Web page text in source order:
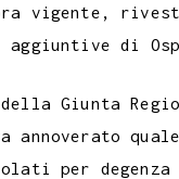
vigente,
di
Giunta
annoverato
per degenza